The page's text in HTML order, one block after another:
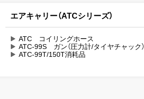
エアキャリー（ATCシリーズ）
ATC コイリングホース
ATC-99S ガン（圧力計/タイヤチャック）
ATC-99T/150T消耗品